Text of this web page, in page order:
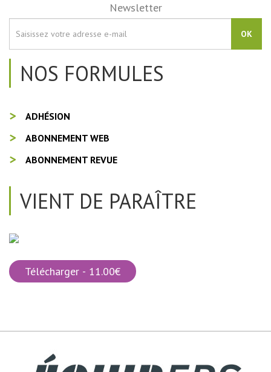
Newsletter
OK
NOS FORMULES
ADHÉSION
ABONNEMENT WEB
ABONNEMENT REVUE
VIENT DE PARAÎTRE
Télécharger - 11.00€